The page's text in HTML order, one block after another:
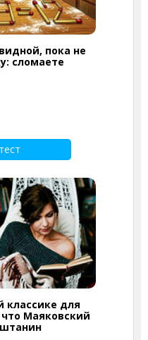
пока не
сломаете
классике для
что Маяковский